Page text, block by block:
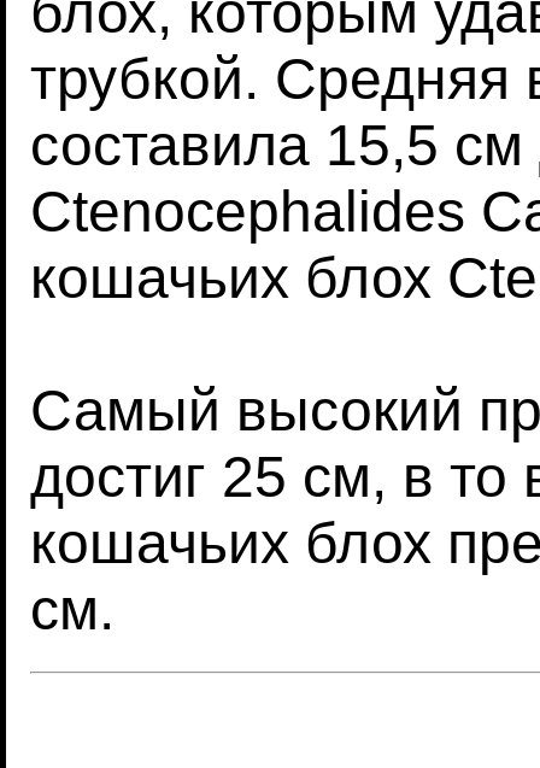
трубкой. Средняя
составила 15,5
Ctenocephalides
кошачьих блох
Самый высокий
достиг 25 см, в
кошачьих блох
см.